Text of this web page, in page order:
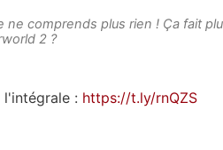
ne comprends plus rien ! Ça fait
2 ?
: https://t.ly/rnQZS